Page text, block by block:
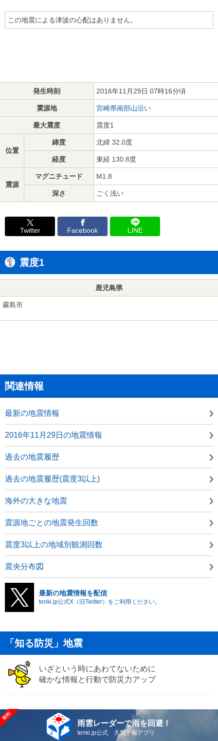
この地震による津波の心配はありません。
発生時刻 2016年11月29日 07時16分頃
震源地 宮崎県南部山沿い
最大震度 震度1
位置
緯度 北緯 32.0度
経度 東経 130.8度
震源
マグニチュード M1.8
深さ ごく浅い
Twitter Facebook LINE
震度1
鹿児島県
霧島市
関連情報
最新の地震情報
2016年11月29日の地震情報
過去の地震履歴
過去の地震履歴(震度3以上)
海外の大きな地震
震源地ごとの地震発生回数
震度3以上の地域別観測回数
震央分布図
最新の地震情報を配信
tenki.jp公式X（旧Twitter）をご利用ください。
「知る防災」地震
いざという時にあわてないために
確かな情報と行動で防災力アップ
雨雲レーダーで雨を回避！
tenki.jp公式 天気予報アプリ